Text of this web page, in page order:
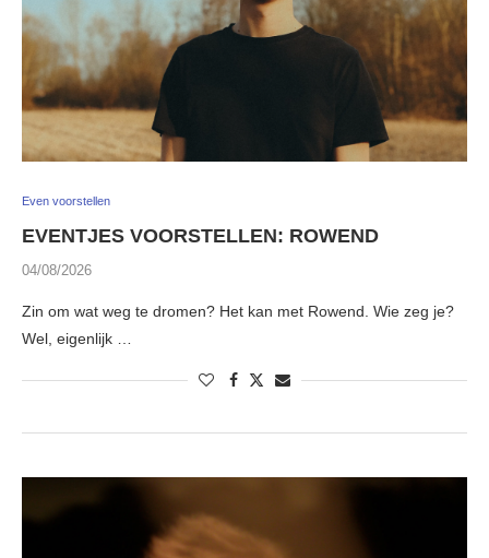
Even voorstellen
EVENTJES VOORSTELLEN: ROWEND
04/08/2026
Zin om wat weg te dromen? Het kan met Rowend. Wie zeg je?
Wel, eigenlijk …